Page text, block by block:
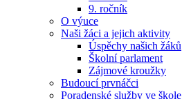
9. ročník
O výuce
Naši žáci a jejich aktivity
Úspěchy našich žáků
Školní parlament
Zájmové kroužky
Budoucí prvnáčci
Poradenské služby ve škole